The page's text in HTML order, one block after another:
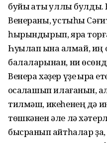
буйы ҡаты ҡуллы булды.
Венераны, ҡустыһы
һырындырып, яра
Һуҡҡылап ҡына ҡалмай,
балаларынан, ни
Венера хәҙер үҙе ҡырҡҡа
ҡосаҡлашып илағанын,
тилмәш, икеһенең дә
төшкәнен әле лә
бысранып ҡайтһалар